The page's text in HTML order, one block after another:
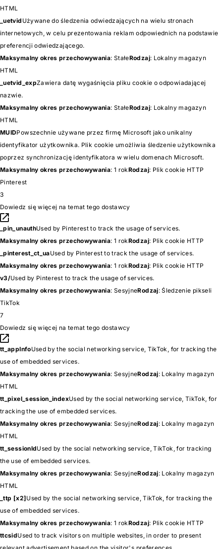
HTML
_uetvid Używane do śledzenia odwiedzających na wielu stronach
internetowych, w celu prezentowania reklam odpowiednich na podstawie
preferencji odwiedzającego.
Maksymalny okres przechowywania: StałeRodzaj: Lokalny magazyn
HTML
_uetvid_expZawiera datę wygaśnięcia pliku cookie o odpowiadającej
nazwie.
Maksymalny okres przechowywania: StałeRodzaj: Lokalny magazyn
HTML
MUIDPowszechnie używane przez firmę Microsoft jako unikalny
identyfikator użytkownika. Plik cookie umożliwia śledzenie użytkownika
poprzez synchronizację identyfikatora w wielu domenach Microsoft.
Maksymalny okres przechowywania: 1 rokRodzaj: Plik cookie HTTP
Pinterest
3
Dowiedz się więcej na temat tego dostawcy
_pin_unauthUsed by Pinterest to track the usage of services.
Maksymalny okres przechowywania: 1 rokRodzaj: Plik cookie HTTP
_pinterest_ct_uaUsed by Pinterest to track the usage of services.
Maksymalny okres przechowywania: 1 rokRodzaj: Plik cookie HTTP
v3/Used by Pinterest to track the usage of services.
Maksymalny okres przechowywania: SesyjneRodzaj: Śledzenie pikseli
TikTok
7
Dowiedz się więcej na temat tego dostawcy
tt_appInfoUsed by the social networking service, TikTok, for tracking the
use of embedded services.
Maksymalny okres przechowywania: SesyjneRodzaj: Lokalny magazyn
HTML
tt_pixel_session_indexUsed by the social networking service, TikTok, for
tracking the use of embedded services.
Maksymalny okres przechowywania: SesyjneRodzaj: Lokalny magazyn
HTML
tt_sessionIdUsed by the social networking service, TikTok, for tracking
the use of embedded services.
Maksymalny okres przechowywania: SesyjneRodzaj: Lokalny magazyn
HTML
_ttp [x2]Used by the social networking service, TikTok, for tracking the
use of embedded services.
Maksymalny okres przechowywania: 1 rokRodzaj: Plik cookie HTTP
ttcsidUsed to track visitors on multiple websites, in order to present